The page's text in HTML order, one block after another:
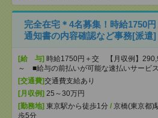
完全在宅＊4名募集！時給1750
通知書の内容確認など事務[派遣]
[給 与] 時給1750円＋交 【月収例】
～ ■給与の前払いが可能な速払いサービ
[交通費]交通費支給あり
[月収例] 25～30万円
[勤務地] 東京駅から徒歩1分 / 京橋(東京都)
歩5分